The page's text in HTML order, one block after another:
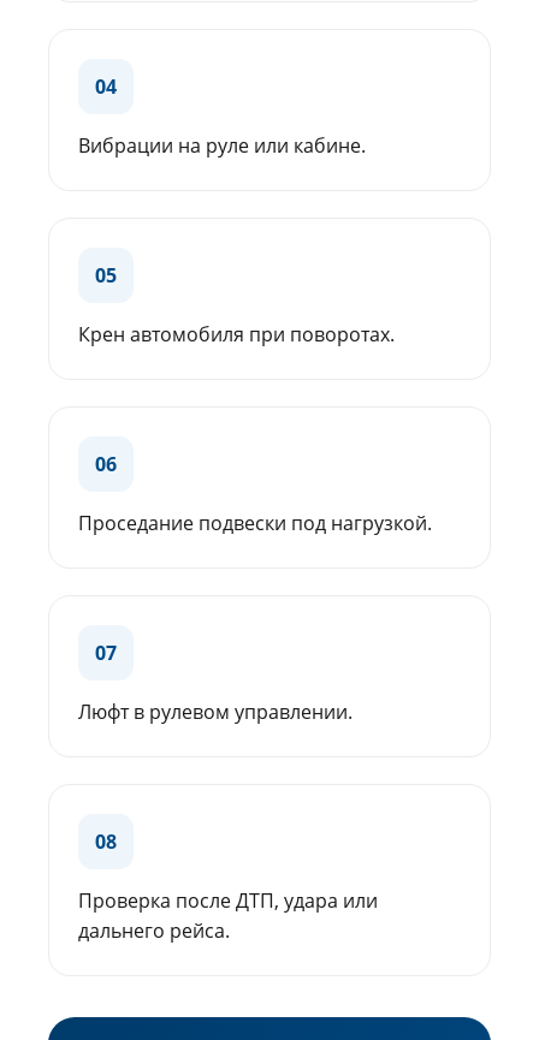
04
Вибрации на руле или кабине.
05
Крен автомобиля при поворотах.
06
Проседание подвески под нагрузкой.
07
Люфт в рулевом управлении.
08
Проверка после ДТП, удара или
дальнего рейса.